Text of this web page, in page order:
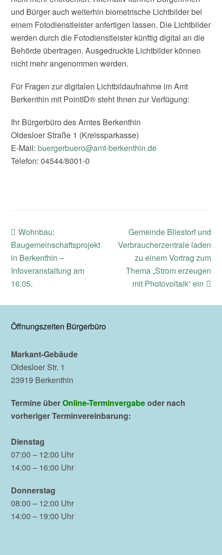
und Bürger auch weiterhin biometrische Lichtbilder bei
einem Fotodienstleister anfertigen lassen. Die Lichtbilder
werden durch die Fotodienstleister künftig digital an die
Behörde übertragen. Ausgedruckte Lichtbilder können
nicht mehr angenommen werden.
Für Fragen zur digitalen Lichtbildaufnahme im Amt
Berkenthin mit PointID® steht Ihnen zur Verfügung:
Ihr Bürgerbüro des Amtes Berkenthin
Oldesloer Straße 1 (Kreissparkasse)
E-Mail:buergerbuero@amt-berkenthin.de
Telefon: 04544/8001-0
previous
post:
Wohnbau:
Baugemeinschaftsprojekt
in Berkenthin –
Infoveranstaltung am
16.05.
next
post:
Gemeinde Bliestorf und
Verbraucherzentrale laden
zu einem Vortrag zum
Thema „Strom erzeugen
mit Photovoltaik“ ein
Öffnungszeiten Bürgerbüro
Markant-Gebäude
Oldesloer Str. 1
23919 Berkenthin
Termine überOnline-Terminvergabeoder nach
vorheriger Terminvereinbarung:
Dienstag
07:00 – 12:00 Uhr
14:00 – 16:00 Uhr
Donnerstag
08:00 – 12:00 Uhr
14:00 – 19:00 Uhr